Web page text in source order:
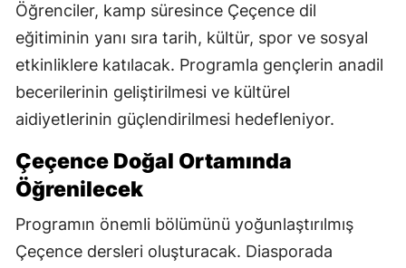
Öğrenciler, kamp süresince Çeçence dil
eğitiminin yanı sıra tarih, kültür, spor ve sosyal
etkinliklere katılacak. Programla gençlerin anadil
becerilerinin geliştirilmesi ve kültürel
aidiyetlerinin güçlendirilmesi hedefleniyor.
Çeçence Doğal Ortamında
Öğrenilecek
Programın önemli bölümünü yoğunlaştırılmış
Çeçence dersleri oluşturacak. Diasporada